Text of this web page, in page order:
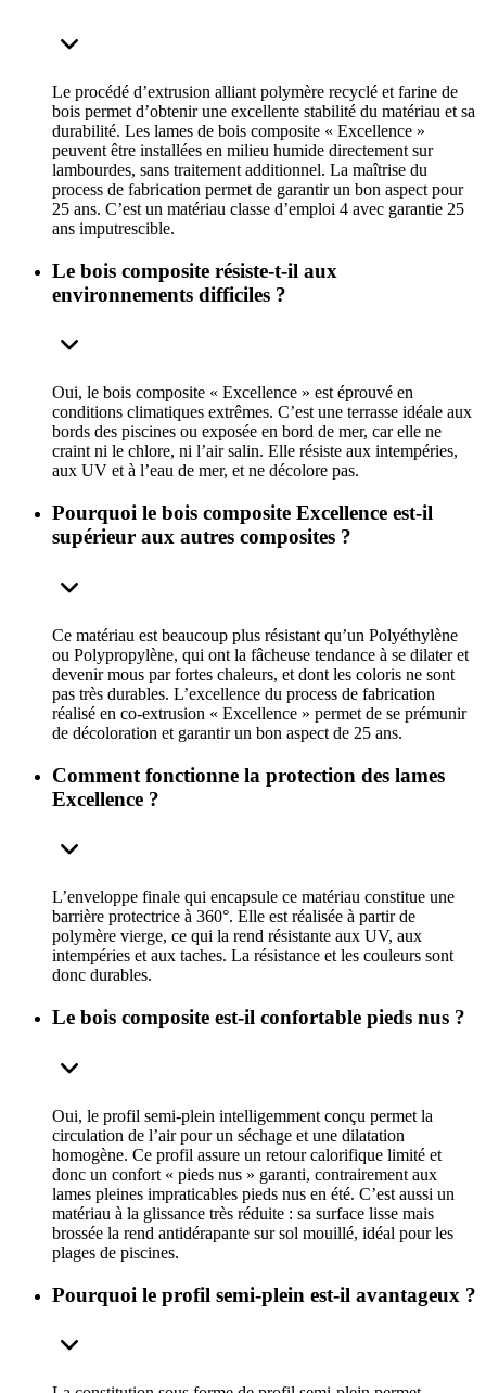
Le procédé d’extrusion alliant polymère recyclé et farine de
bois permet d’obtenir une excellente stabilité du matériau et sa
durabilité. Les lames de bois composite « Excellence »
peuvent être installées en milieu humide directement sur
lambourdes, sans traitement additionnel. La maîtrise du
process de fabrication permet de garantir un bon aspect pour
25 ans. C’est un matériau classe d’emploi 4 avec garantie 25
ans imputrescible.
Le bois composite résiste-t-il aux
environnements difficiles ?
Oui, le bois composite « Excellence » est éprouvé en
conditions climatiques extrêmes. C’est une terrasse idéale aux
bords des piscines ou exposée en bord de mer, car elle ne
craint ni le chlore, ni l’air salin. Elle résiste aux intempéries,
aux UV et à l’eau de mer, et ne décolore pas.
Pourquoi le bois composite Excellence est-il
supérieur aux autres composites ?
Ce matériau est beaucoup plus résistant qu’un Polyéthylène
ou Polypropylène, qui ont la fâcheuse tendance à se dilater et
devenir mous par fortes chaleurs, et dont les coloris ne sont
pas très durables. L’excellence du process de fabrication
réalisé en co-extrusion « Excellence » permet de se prémunir
de décoloration et garantir un bon aspect de 25 ans.
Comment fonctionne la protection des lames
Excellence ?
L’enveloppe finale qui encapsule ce matériau constitue une
barrière protectrice à 360°. Elle est réalisée à partir de
polymère vierge, ce qui la rend résistante aux UV, aux
intempéries et aux taches. La résistance et les couleurs sont
donc durables.
Le bois composite est-il confortable pieds nus ?
Oui, le profil semi-plein intelligemment conçu permet la
circulation de l’air pour un séchage et une dilatation
homogène. Ce profil assure un retour calorifique limité et
donc un confort « pieds nus » garanti, contrairement aux
lames pleines impraticables pieds nus en été. C’est aussi un
matériau à la glissance très réduite : sa surface lisse mais
brossée la rend antidérapante sur sol mouillé, idéal pour les
plages de piscines.
Pourquoi le profil semi-plein est-il avantageux ?